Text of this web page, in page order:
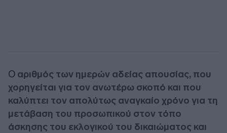
Ο αριθμός των ημερών αδείας απουσίας, που
χορηγείται για τον ανωτέρω σκοπό και που
καλύπτει τον απολύτως αναγκαίο χρόνο για τη
μετάβαση του προσωπικού στον τόπο
άσκησης του εκλογικού του δικαιώματος και